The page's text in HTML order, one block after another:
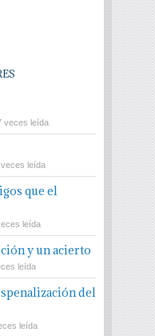
veces leída
leída
que el
leída
y un acierto
leída
del
leída